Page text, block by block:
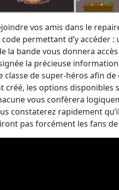
vos amis dans le
permettant d’y accéder
la bande vous donnera
la précieuse
classe de super-héros afin
créé, les options disponibles
vous confèrera
constaterez rapidement
pas forcément les fans